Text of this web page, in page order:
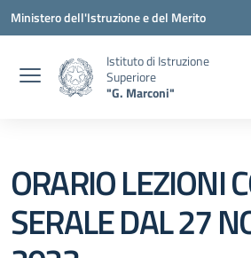
Vai ai contenuti
Vai al menu di navigazione
Vai al footer
Ministero dell'Istruzione e del Merito
Istituto di Istruzione
Superiore
"G. Marconi"
ORARIO LEZIONI
SERALE DAL 27